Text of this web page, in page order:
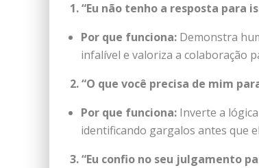
1. “Eu não tenho a resposta para
Por que funciona: Demonstra
infalível e valoriza a colaboração
2. “O que você precisa de mim
Por que funciona: Inverte a
identificando gargalos antes que
3. “Eu confio no seu julgamento